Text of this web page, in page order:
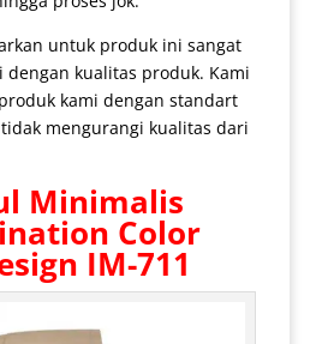
untuk produk ini sangat
kualitas produk. Kami
kami dengan standart
mengurangi kualitas dari
Minimalis
Color
IM-711